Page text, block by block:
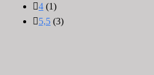
4 (1)
5,5 (3)